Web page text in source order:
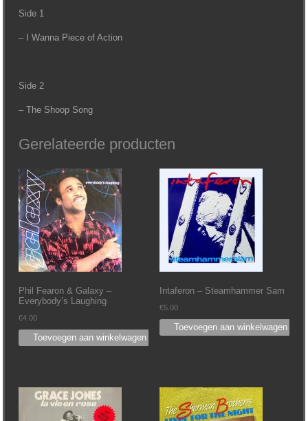
Side 1
– I Wanna Piece of Action
Side 2
– The Shoop Song
Gerelateerde producten
Phil Fearon & Galaxy ‎–
Everybody’s Laughing
€4.00
Toevoegen aan winkelwagen
Intaferon ‎– Steamhammer Sam
€5.00
Toevoegen aan winkelwagen